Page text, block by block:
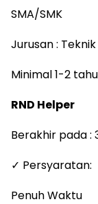
SMA/SMK
Jurusan :
Minimal 1-2
RND Helper
Berakhir pada :
✓ Persyaratan:
Penuh Waktu